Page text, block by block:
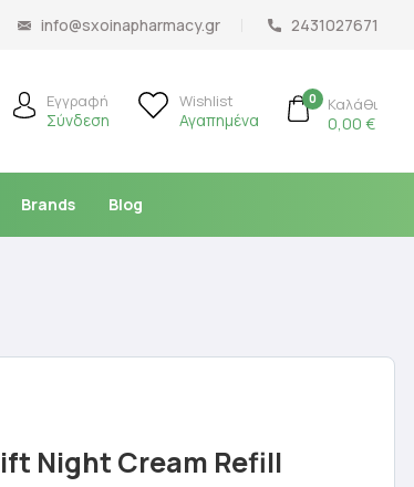
info@sxoinapharmacy.gr 2431027671
Εγγραφή
Σύνδεση
Wishlist
Αγαπημένα
0 Καλάθι
0,00 €
Brands Blog
Night Cream Refill